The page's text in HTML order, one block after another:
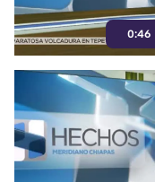
0:46